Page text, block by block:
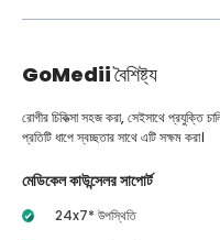
GoMediiবৈশিষ্ট্য
রোগীর চিকিত্সা সহজ করা, সেইসাথে প্রযুক্তি
প্রতিটি ধাপে স্বচ্ছতার সাথে এটি সক্ষম করা।
মেডিকেল কাউন্সেলর সাপোর্ট
24x7* উপস্থিতি